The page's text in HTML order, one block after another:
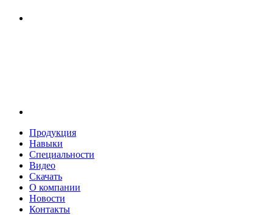
Продукция
Навыки
Специальности
Видео
Скачать
О компании
Новости
Контакты